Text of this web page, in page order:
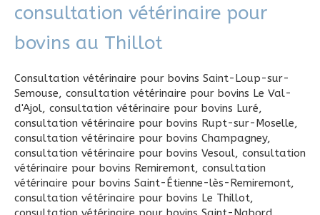
consultation vétérinaire pour
bovins au Thillot
Consultation vétérinaire pour bovins Saint-Loup-sur-
Semouse, consultation vétérinaire pour bovins Le Val-
d'Ajol, consultation vétérinaire pour bovins Luré,
consultation vétérinaire pour bovins Rupt-sur-Moselle,
consultation vétérinaire pour bovins Champagney,
consultation vétérinaire pour bovins Vesoul, consultation
vétérinaire pour bovins Remiremont, consultation
vétérinaire pour bovins Saint-Étienne-lès-Remiremont,
consultation vétérinaire pour bovins Le Thillot,